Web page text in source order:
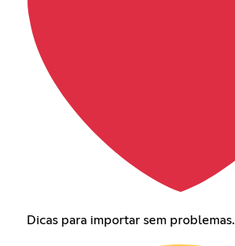
Dicas para importar sem problemas.